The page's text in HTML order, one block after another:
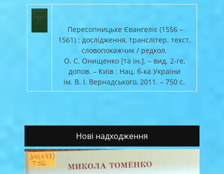
Пересопницьке Євангеліє (1556 –
1561) : дослідження, транслітер. текст,
словопокажчик / редкол.
О. С. Онищенко [та ін.]. – вид. 2-ге,
допов. – Київ : Нац. б-ка України
ім. В. І. Вернадського, 2011. – 750 с.
Нові надходження